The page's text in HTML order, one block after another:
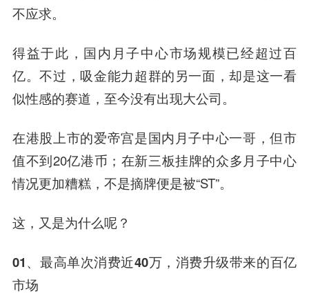
不应求。
得益于此，国内月子中心市场规模已经超过百
亿。不过，吸金能力超群的另一面，却是这一看
似性感的赛道，至今没有出现大公司。
在港股上市的爱帝宫是国内月子中心一哥，但市
值不到20亿港币；在新三板挂牌的众多月子中心
情况更加糟糕，不是摘牌便是被“ST”。
这，又是为什么呢？
01、最高单次消费近40万， 消费升级带来的百亿
市场